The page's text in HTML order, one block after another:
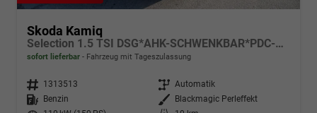
Skoda Kamiq
Selection 1.5 TSI DSG*AHK-SCHWENKBAR*PDC-HI*LED*SMARTLINK*SHZ*TEMPOMAT
sofort lieferbar Fahrzeug mit Tageszulassung
Fahrzeugnr. 1313513 Getriebe Automatik
Kraftstoff
Benzin Außenfarbe
Blackmagic Perleffekt